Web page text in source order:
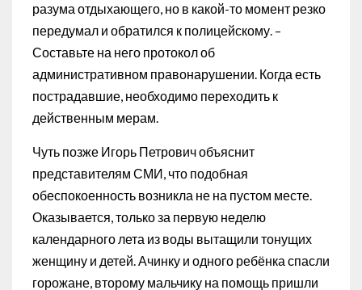
разума отдыхающего, но в какой-то момент резко
передумал и обратился к полицейскому. –
Составьте на него протокол об
административном правонарушении. Когда есть
пострадавшие, необходимо переходить к
действенным мерам.
Чуть позже Игорь Петрович объяснит
представителям СМИ, что подобная
обеспокоенность возникла не на пустом месте.
Оказывается, только за первую неделю
календарного лета из воды вытащили тонущих
женщину и детей. Ачинку и одного ребёнка спасли
горожане, второму мальчику на помощь пришли